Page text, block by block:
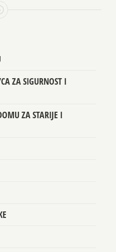
ZA SIGURNOST I
ZA STARIJE I